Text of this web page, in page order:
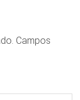
Campos